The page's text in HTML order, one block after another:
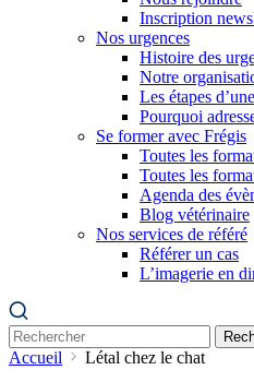
Inscription
Nos urgences
Histoire des
Notre
Les étapes
Pourquoi
Se former avec Frégis
Toutes les
Toutes les
Agenda des
Blog vétérinaire
Nos services de référé
Référer un cas
L’imagerie en
Accueil Létal chez le chat